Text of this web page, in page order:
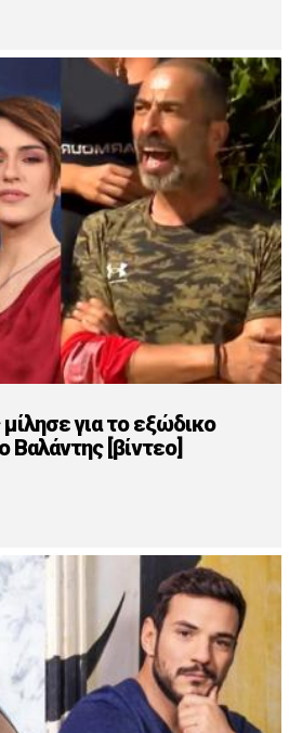
για το εξώδικο
Βαλάντης [βίντεο]